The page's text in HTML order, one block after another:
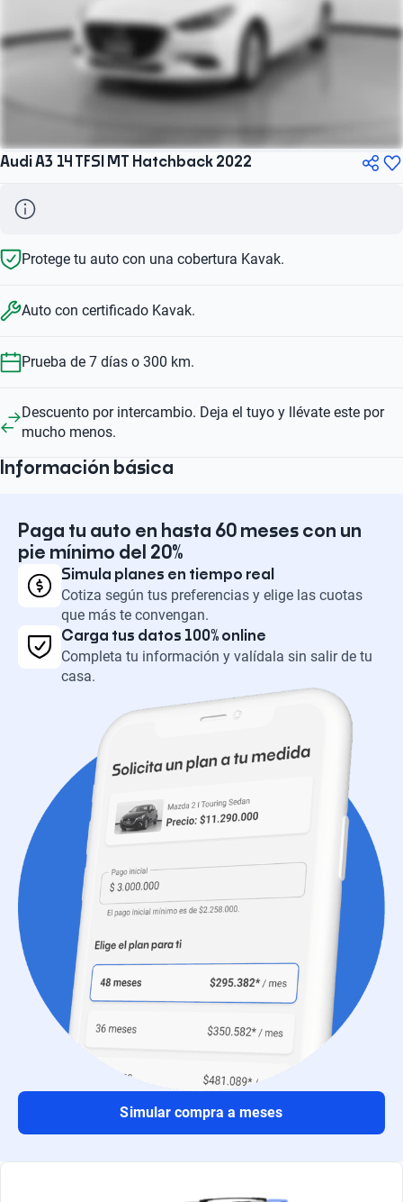
Audi A3 14 TFSI MT Hatchback 2022
Protege tu auto con una cobertura Kavak.
Auto con certificado Kavak.
Prueba de 7 días o 300 km.
Descuento por intercambio. Deja el tuyo y llévate este por
mucho menos.
Información básica
Paga tu auto en hasta 60 meses con un
pie mínimo del 20%
Simula planes en tiempo real
Cotiza según tus preferencias y elige las cuotas
que más te convengan.
Carga tus datos 100% online
Completa tu información y valídala sin salir de tu
casa.
Simular compra a meses